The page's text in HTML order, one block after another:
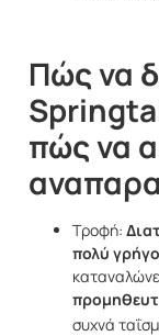
Πώς να
πώς να
Τροφή:
πολύ
συχνά